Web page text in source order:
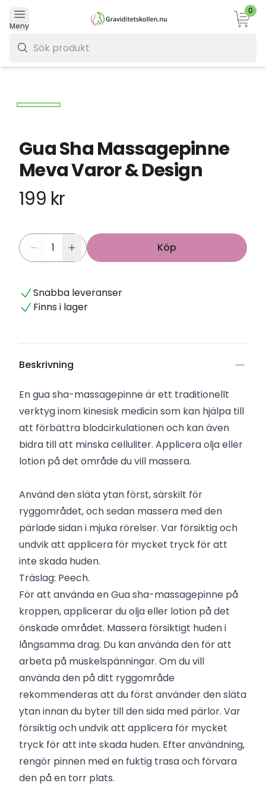
Meny
0
Gua Sha Massagepinne
Meva Varor & Design
199 kr
Köp
Snabba leveranser
Finns i lager
Beskrivning
En gua sha-massagepinne är ett traditionellt
verktyg inom kinesisk medicin som kan hjälpa till
att förbättra blodcirkulationen och kan även
bidra till att minska celluliter. Applicera olja eller
lotion på det område du vill massera.
Använd den släta ytan först, särskilt för
ryggområdet, och sedan massera med den
pärlade sidan i mjuka rörelser. Var försiktig och
undvik att applicera för mycket tryck för att
inte skada huden.
Träslag: Peech.
För att använda en Gua sha-massagepinne på
kroppen, applicerar du olja eller lotion på det
önskade området. Massera försiktigt huden i
långsamma drag. Du kan använda den för att
arbeta på muskelspänningar. Om du vill
använda den på ditt ryggområde
rekommenderas att du först använder den släta
ytan innan du byter till den sida med pärlor. Var
försiktig och undvik att applicera för mycket
tryck för att inte skada huden. Efter användning,
rengör pinnen med en fuktig trasa och förvara
den på en torr plats.